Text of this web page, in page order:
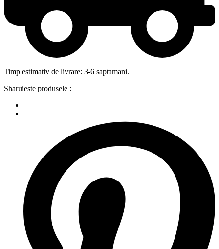
Timp estimativ de livrare: 3-6 saptamani.
Sharuieste produsele :